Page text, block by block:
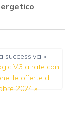
successiva »
V3 a rate con
le offerte di
2024 »